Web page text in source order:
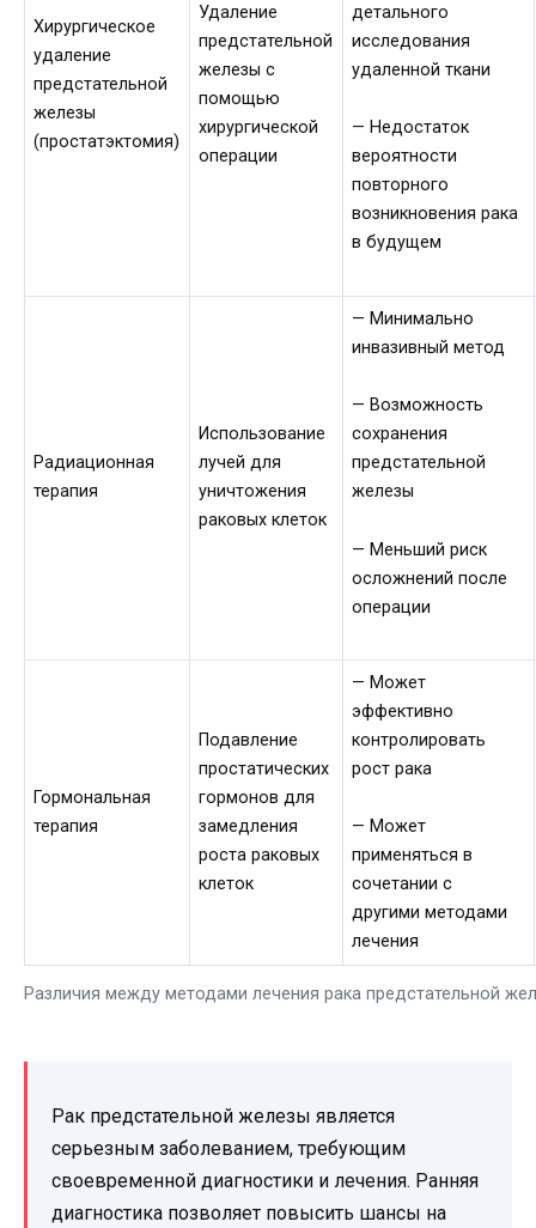
Различия между методами лечения рака предстательной
Хирургическое
удаление
предстательной
железы
(простатэктомия)
Удаление
предстательной
железы с
помощью
хирургической
операции
детального
исследования
удаленной ткани
— Недостаток
вероятности
повторного
возникновения рака
в будущем
Радиационная
терапия
Использование
лучей для
уничтожения
раковых клеток
— Минимально
инвазивный метод
— Возможность
сохранения
предстательной
железы
— Меньший риск
осложнений после
операции
Гормональная
терапия
Подавление
простатических
гормонов для
замедления
роста раковых
клеток
— Может
эффективно
контролировать
рост рака
— Может
применяться в
сочетании с
другими методами
лечения
Рак предстательной железы является
серьезным заболеванием, требующим
своевременной диагностики и лечения. Ранняя
диагностика позволяет повысить шансы на